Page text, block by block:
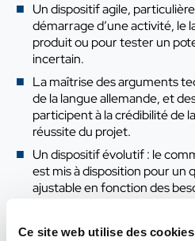
Ce site web utilise des cookies.
Un dispositif agile,
démarrage d’une activité, le
produit ou pour tester un
incertain.
La maîtrise des arguments
de la langue allemande, et
participent à la crédibilité de
réussite du projet.
Un dispositif évolutif : le
est mis à disposition pour un
ajustable en fonction des
forfaitaire ou avec une part